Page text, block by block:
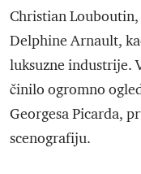
Christian
Delphine Arnault,
luksuzne industrije.
činilo ogromno
Georgesa Picarda,
scenografiju.